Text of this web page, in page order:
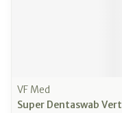
VF Med
Super Dentaswab Vert